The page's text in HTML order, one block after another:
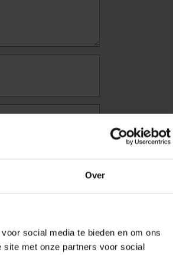
Over
social media te bieden en om ons
site met onze partners voor social